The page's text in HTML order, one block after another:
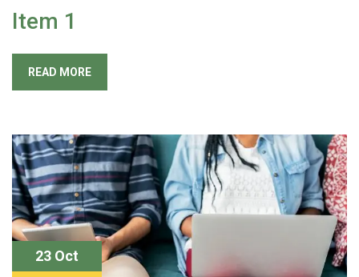
Item 1
READ MORE
23 Oct